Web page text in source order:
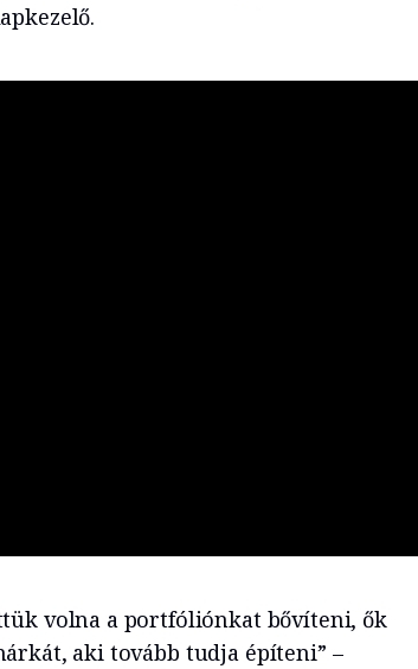
volna a portfóliónkat bővíteni, ők
aki tovább tudja építeni” –